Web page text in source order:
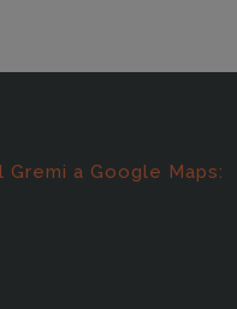
Gremi a Google Maps: